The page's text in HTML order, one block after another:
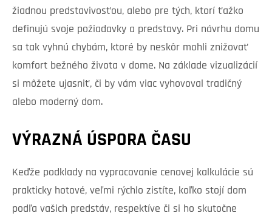
žiadnou predstavivosťou, alebo pre tých, ktorí ťažko
definujú svoje požiadavky a predstavy. Pri návrhu domu
sa tak vyhnú chybám, ktoré by neskôr mohli znižovať
komfort bežného života v dome. Na základe vizualizácií
si môžete ujasniť, či by vám viac vyhovoval tradičný
alebo moderný dom.
VÝRAZNÁ ÚSPORA ČASU
Keďže podklady na vypracovanie cenovej kalkulácie sú
prakticky hotové, veľmi rýchlo zistíte, koľko stojí dom
podľa vašich predstáv, respektíve či si ho skutočne